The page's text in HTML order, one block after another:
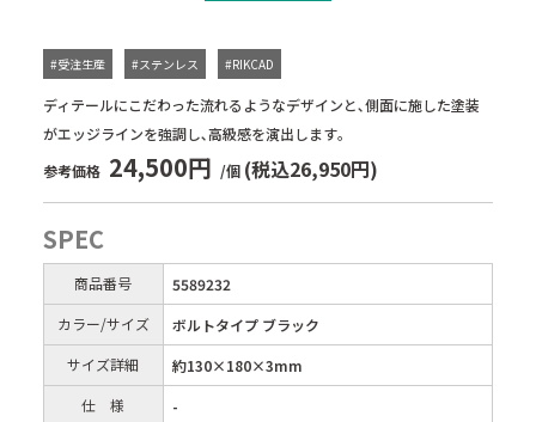
ディテールにこだわった流れるようなデザインと､側面に施した塗装
がエッジラインを強調し､高級感を演出します｡
#受注生産 #ステンレス #RIKCAD
参考価格 24,500円 /個 (税込26,950円)
SPEC
商品番号
5589232
カラー/サイズ
ボルトタイプ ブラック
サイズ詳細
約130×180×3mm
仕 様
-